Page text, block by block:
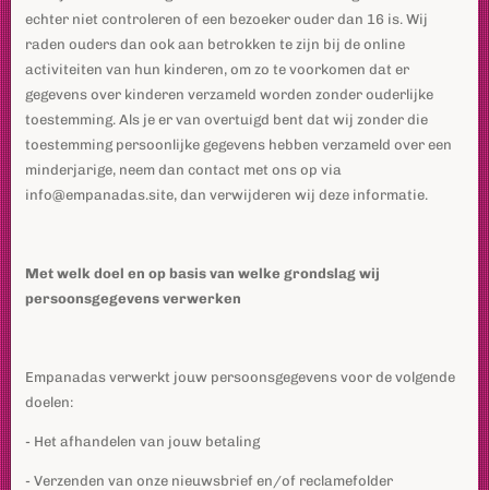
echter niet controleren of een bezoeker ouder dan 16 is. Wij
raden ouders dan ook aan betrokken te zijn bij de online
activiteiten van hun kinderen, om zo te voorkomen dat er
gegevens over kinderen verzameld worden zonder ouderlijke
toestemming. Als je er van overtuigd bent dat wij zonder die
toestemming persoonlijke gegevens hebben verzameld over een
minderjarige, neem dan contact met ons op via
info@empanadas.site, dan verwijderen wij deze informatie.
Met welk doel en op basis van welke grondslag wij
persoonsgegevens verwerken
Empanadas verwerkt jouw persoonsgegevens voor de volgende
doelen:
- Het afhandelen van jouw betaling
- Verzenden van onze nieuwsbrief en/of reclamefolder